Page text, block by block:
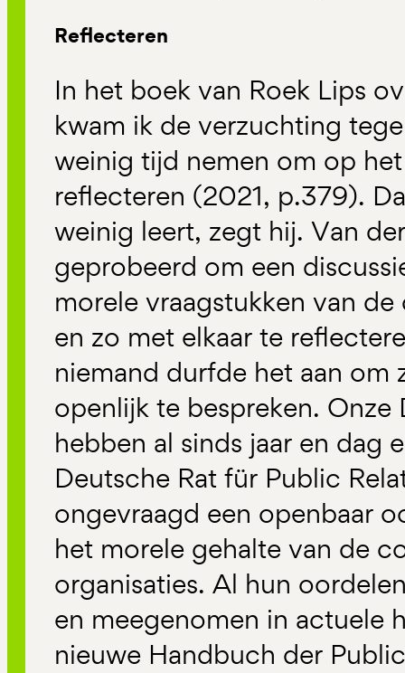
Reflecteren
In het boek van Roek Lips
kwam ik de verzuchting
weinig tijd nemen om op
reflecteren (2021, p.379).
weinig leert, zegt hij. Van
geprobeerd om een
morele vraagstukken van
en zo met elkaar te
niemand durfde het aan om
openlijk te bespreken. Onze
hebben al sinds jaar en dag
Deutsche Rat für Public
ongevraagd een openbaar
het morele gehalte van de
organisaties. Al hun
en meegenomen in actuele
nieuwe Handbuch der